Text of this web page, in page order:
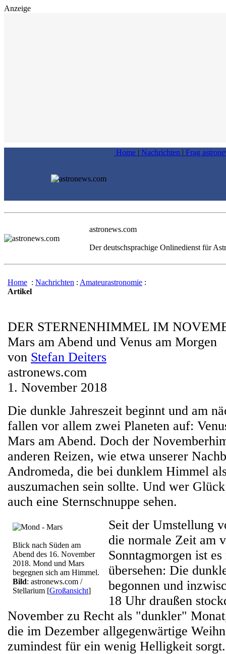
Anzeige
Home | Nachrichten | Frag
astronews.com
Der deutschsprachige Onlinedienst für
Home : Nachrichten : Amateurastronomie :
Artikel
DER STERNENHIMMEL IM
Mars am Abend und Venus am Morgen
von Stefan Deiters
astronews.com
1. November 2018
Die dunkle Jahreszeit beginnt und am
fallen vor allem zwei Planeten auf:
Mars am Abend. Doch der
anderen Reizen, wie etwa unserer
Andromeda, die bei dunklem Himmel
auszumachen sein sollte. Und wer
auch eine Sternschnuppe sehen.
Blick nach Süden am
Abend des 16. November
2018. Mond und Mars
begegnen sich am Himmel.
Bild: astronews.com /
Stellarium [Großansicht]
Seit der Umstellung
die normale Zeit am
Sonntagmorgen ist
übersehen: Die
begonnen und
18 Uhr draußen
November zu Recht als "dunkler"
die im Dezember allgegenwärtige
zumindest für ein wenig Helligkeit sorgt.